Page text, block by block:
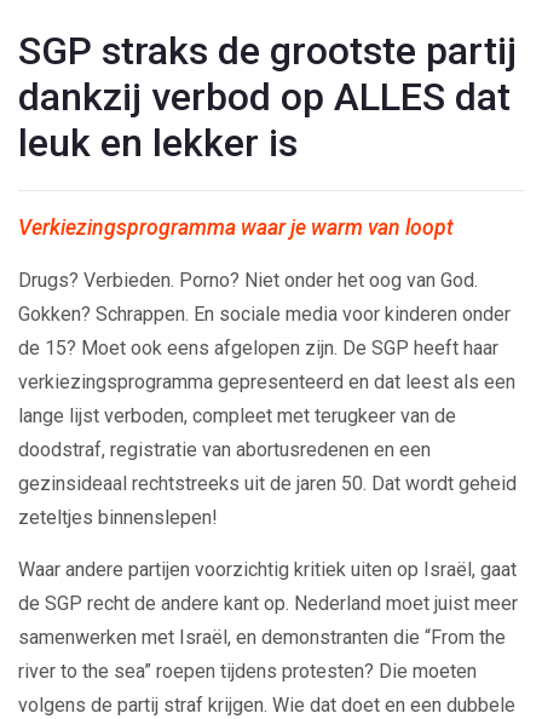
SGP straks de grootste partij
dankzij verbod op ALLES dat
leuk en lekker is
Verkiezingsprogramma waar je warm van loopt
Drugs? Verbieden. Porno? Niet onder het oog van God.
Gokken? Schrappen. En sociale media voor kinderen onder
de 15? Moet ook eens afgelopen zijn. De SGP heeft haar
verkiezingsprogramma gepresenteerd en dat leest als een
lange lijst verboden, compleet met terugkeer van de
doodstraf, registratie van abortusredenen en een
gezinsideaal rechtstreeks uit de jaren 50. Dat wordt geheid
zeteltjes binnenslepen!
Waar andere partijen voorzichtig kritiek uiten op Israël, gaat
de SGP recht de andere kant op. Nederland moet juist meer
samenwerken met Israël, en demonstranten die “From the
river to the sea” roepen tijdens protesten? Die moeten
volgens de partij straf krijgen. Wie dat doet en een dubbele